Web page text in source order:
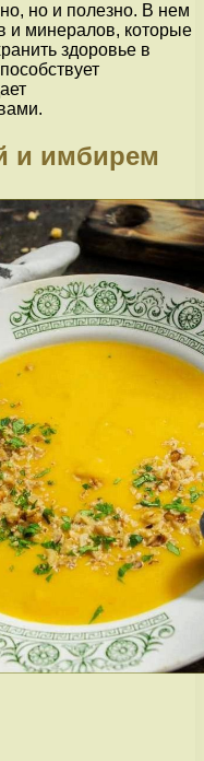
но и полезно. В нем
и минералов, которые
здоровье в
и имбирем